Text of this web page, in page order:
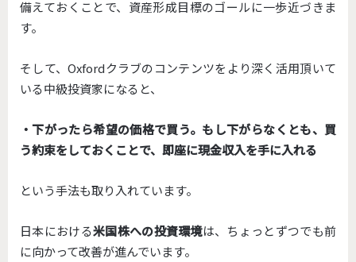
備えておくことで、資産形成目標のゴールに一歩近づきま
す。
そして、Oxfordクラブのコンテンツをより深く活用頂いて
いる中級投資家になると、
・下がったら希望の価格で買う。もし下がらなくとも、買
う約束をしておくことで、即座に現金収入を手に入れる
という手法も取り入れています。
日本における米国株への投資環境は、ちょっとずつでも前
に向かって改善が進んでいます。